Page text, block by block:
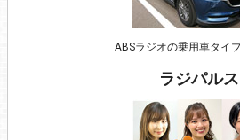
ABSラジオの乗用車タイ
ラジパルス